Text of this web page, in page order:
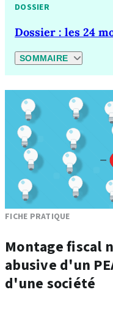
DOSSIER
Dossier : les 24
SOMMAIRE
FICHE PRATIQUE
Montage fiscal
abusive d'un
d'une société